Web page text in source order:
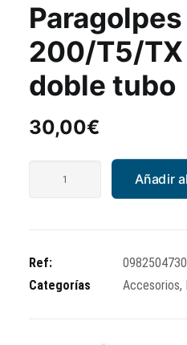
200/T5/TX
doble tubo
30,00€
doble
tubo
Añadir
Ref:
Categorías
Accesorios,